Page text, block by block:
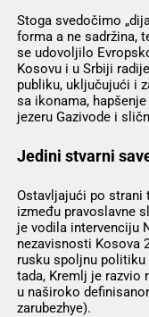
Stoga svedočimo
forma a ne sadržina,
se udovoljilo
Kosovu i u Srbiji
publiku, uključujući i
sa ikonama,
jezeru Gazivode i
Jedini stvarni
Ostavljajući po strani
između pravoslavne
je vodila intervenciju
nezavisnosti Kosova
rusku spoljnu politiku
tada, Kremlj je razvio
u naširoko
zarubezhye).